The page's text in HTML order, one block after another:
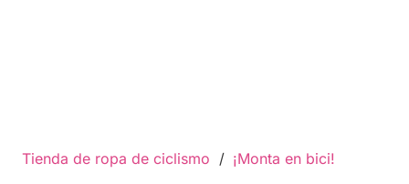
Tienda de ropa de ciclismo / ¡Monta en bici!